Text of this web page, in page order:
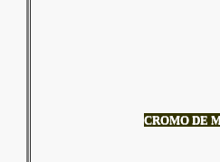
CROMO DE